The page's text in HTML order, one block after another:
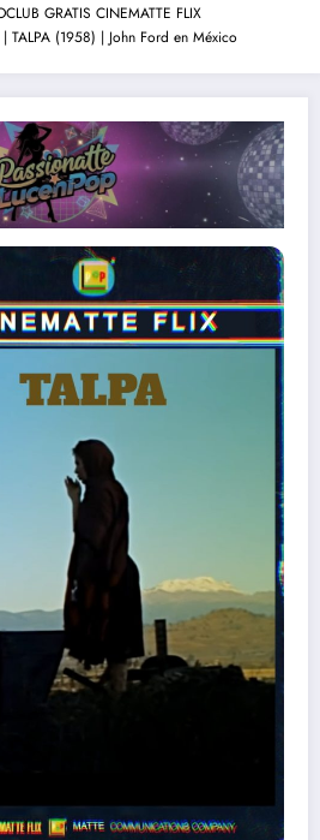
GRATIS CINEMATTE FLIX
TALPA (1958) | John Ford en México